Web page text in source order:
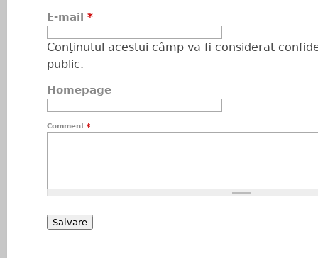
E-mail *
Conţinutul acestui câmp va fi considerat
public.
Homepage
Comment *